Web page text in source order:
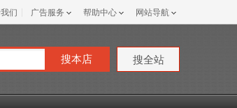
们 广告服务 帮助中心 网站导航
搜本店 搜全站